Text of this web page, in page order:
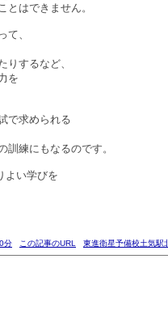
とはできません。
て、
りするなど、
を
で求められる
訓練にもなるのです。
よい学びを
分 この記事のURL 東進衛星予備校土気駅